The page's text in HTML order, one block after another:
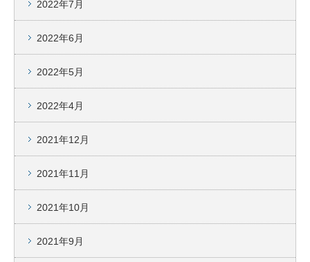
2022年7月
2022年6月
2022年5月
2022年4月
2021年12月
2021年11月
2021年10月
2021年9月